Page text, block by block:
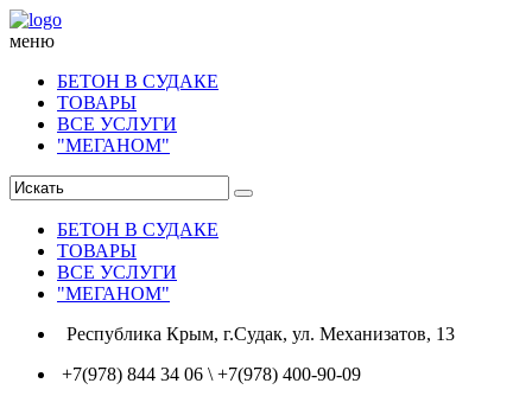
меню
БЕТОН В СУДАКЕ
ТОВАРЫ
ВСЕ УСЛУГИ
"МЕГАНОМ"
БЕТОН В СУДАКЕ
ТОВАРЫ
ВСЕ УСЛУГИ
"МЕГАНОМ"
Республика Крым, г.Судак, ул. Механизатов, 13
+7(978) 844 34 06 \ +7(978) 400-90-09